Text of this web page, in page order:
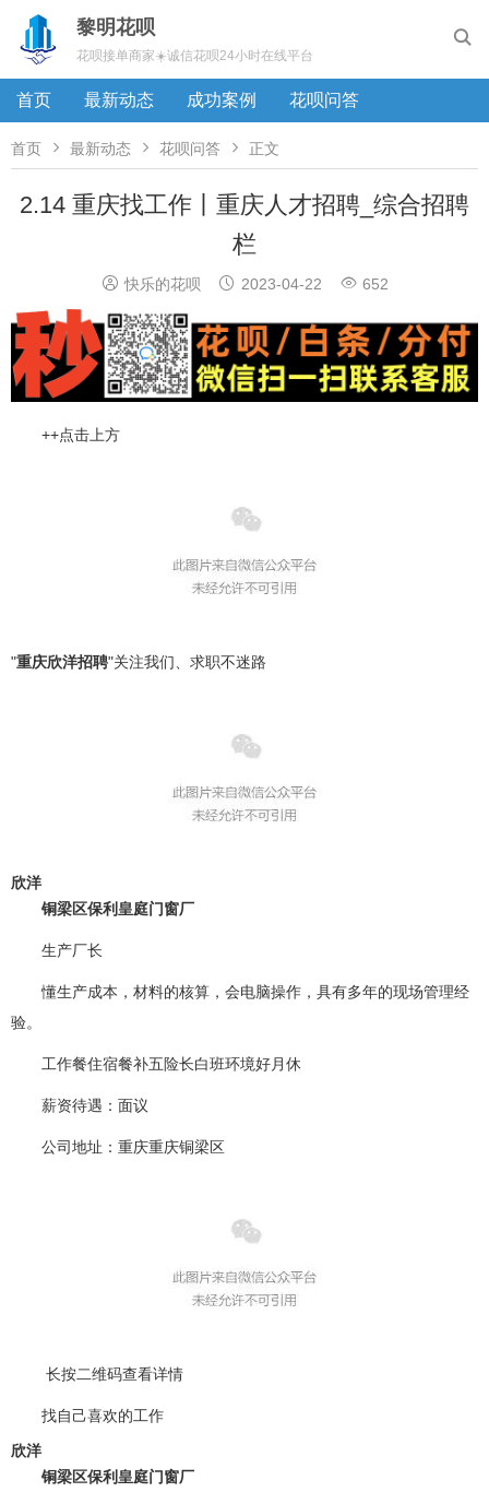

黎明花呗
花呗接单商家☀️诚信花呗24小时在线平台
首页 最新动态 成功案例 花呗问答
首页  最新动态  花呗问答  正文
2.14 重庆找工作丨重庆人才招聘_综合招聘
栏
 快乐的花呗  2023-04-22  652
++点击上方
"重庆欣洋招聘"关注我们、求职不迷路
欣洋
铜梁区保利皇庭门窗厂
生产厂长
懂生产成本，材料的核算，会电脑操作，具有多年的现场管理经
验。
工作餐住宿餐补五险长白班环境好月休
薪资待遇 ：面议
公司地址 ：重庆重庆铜梁区
长按二维码查看详情
找自己喜欢的工作
欣洋
铜梁区保利皇庭门窗厂